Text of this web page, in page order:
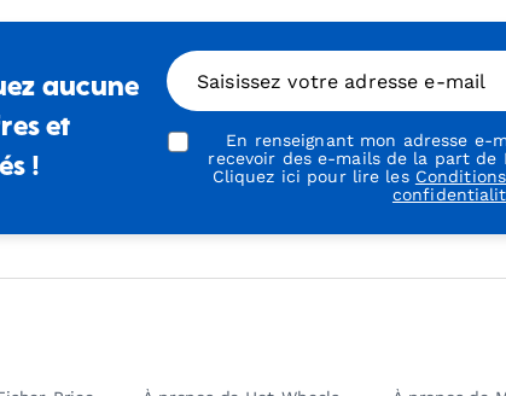
aucune
et
!
Saisissez votre adresse e-mail
En renseignant mon adresse
recevoir des e-mails de la part de
Cliquez ici pour lire les